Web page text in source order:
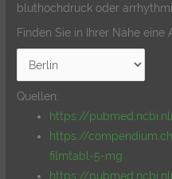
bluthochdruck oder
Finden Sie in Ihrer Nähe eine
Quellen:
https://
https://
filmtabl-5-mg
https://